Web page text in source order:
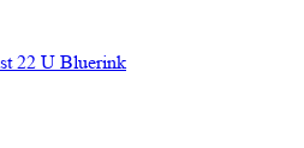
22 U Bluerink